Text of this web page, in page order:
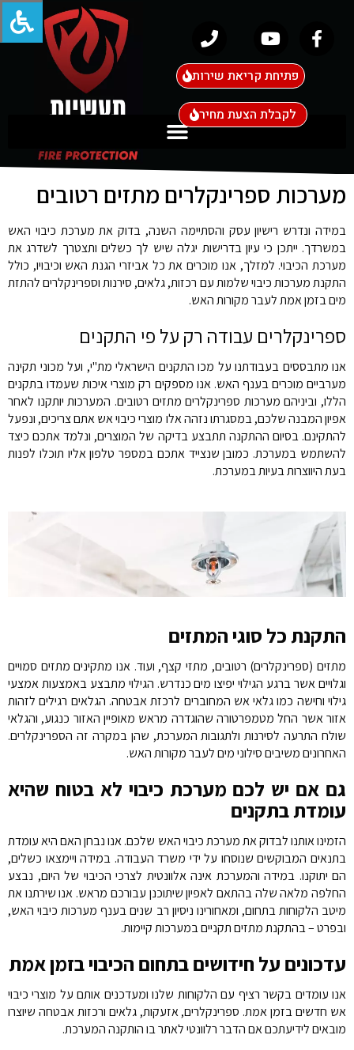
פתיחת קריאת שירות
לקבלת הצעת מחיר
מערכות ספרינקלרים מתזים רטובים
במידה ונדרש רישיון עסק והסתיימה השנה, בדוק את מערכת כיבוי האש
במשרדך. ייתכן כי עיון בדרישות יגלה שיש לך כשלים ותצטרך לשדרג את
מערכת הכיבוי. למזלך, אנו מוכרים את כל אביזרי הגנת האש וכיבויו, כולל
התקנת מערכות כיבוי שלמות עם רכזות, גלאים, סירנות וספרינקלרים להתזת
מים בזמן אמת לעבר מקורות האש.
ספרינקלרים עבודה רק על פי התקנים
אנו מתבססים בעבודתנו על מכו התקנים הישראלי מת"י, ועל מכוני תקינה
מערביים מוכרים בענף האש. אנו מספקים רק מוצרי איכות שעמדו בתקנים
הללו, וביניהם מערכות ספרינקלרים מתזים רטובים. המערכות יותקנו לאחר
אפיון המבנה שלכם, במסגרתו נזהה אלו מוצרי כיבוי אש אתם צריכים, ונפעל
להתקינם. בסיום ההתקנה תתבצע בדיקה של המוצרים, ונלמד אתכם כיצד
להשתמש במערכת. כמובן שנצייד אתכם במספר טלפון אליו תוכלו לפנות
בעת היווצרות בעיות במערכת.
התקנת כל סוגי המתזים
מתזים (ספרינקלרים) רטובים, מתזי קצף, ועוד. אנו מתקינים מתזים סמויים
וגלויים אשר ברגע הגילוי יפיצו מים כנדרש. הגילוי מתבצע באמצעות אמצעי
גילוי וחישה כמו גלאי אש המחוברים לרכזת אבטחה. הגלאים רגילים לזהות
אזור אשר החל מטמפרטורה שהוגדרה מראש מאופיין האזור כנגוע, והגלאי
שולח התרעה לסירנות ולתגובות המערכת, שהן במקרה זה הספרינקלרים.
האחרונים משיבים סילוני מים לעבר מקורות האש.
גם אם יש לכם מערכת כיבוי לא בטוח שהיא
עומדת בתקנים
הזמינו אותנו לבדוק את מערכת כיבוי האש שלכם. אנו נבחן האם היא עומדת
בתנאים המבוקשים שנוסחו על ידי משרד העבודה. במידה ויימצאו כשלים,
הם יתוקנו. במידה והמערכת אינה אלוונטית לצרכי הכיבוי של היום, נבצע
החלפה מלאה שלה בהתאם לאפיון שיתוכנן עבורכם מראש. אנו שירתנו את
מיטב הלקוחות בתחום, ומאחורינו ניסיון רב שנים בענף מערכות כיבוי האש,
ובפרט – בהתקנת מתזים תקניים במערכות קיימות.
עדכונים על חידושים בתחום הכיבוי בזמן אמת
אנו עומדים בקשר רציף עם הלקוחות שלנו ומעדכנים אותם על מוצרי כיבוי
אש חדשים בזמן אמת. ספרינקלרים, אזעקות, גלאים ורכזות אבטחה שיוצרו
מובאים לידיעתכם אם הדבר רלוונטי לאתר בו הותקנה המערכת.